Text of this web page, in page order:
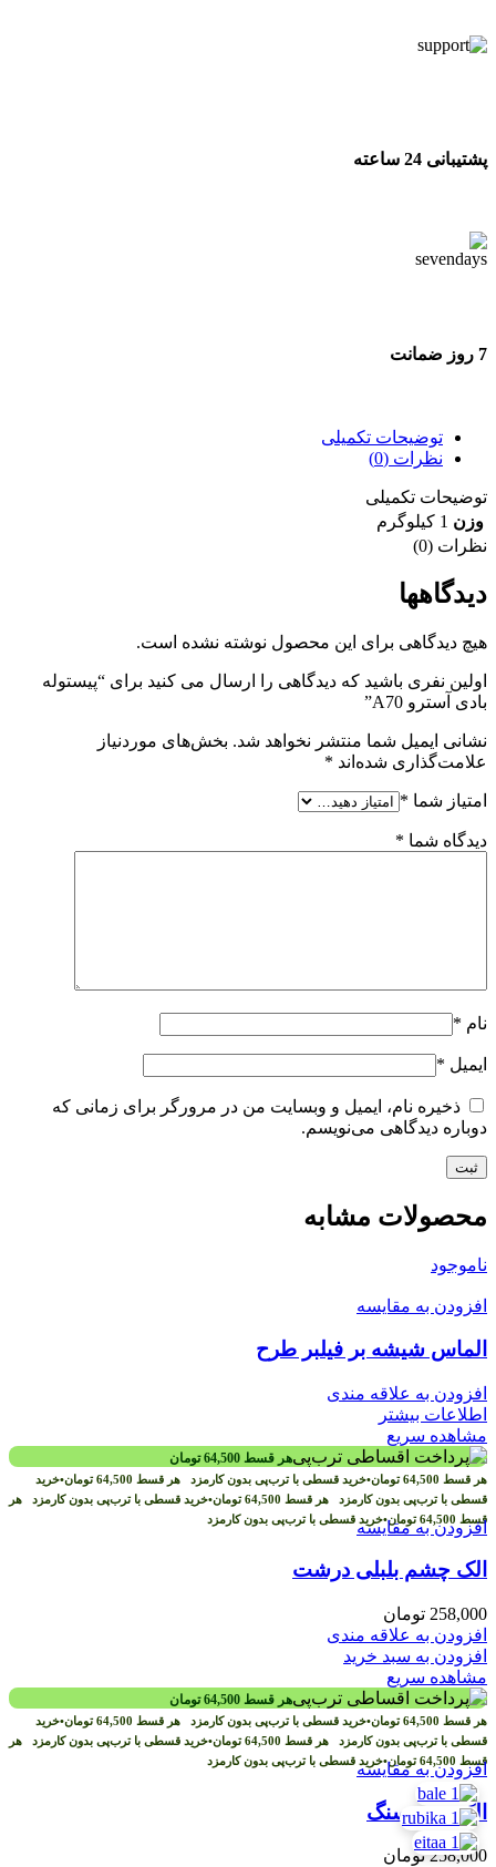
پشتیبانی 24 ساعته
7 روز ضمانت
توضیحات تکمیلی
نظرات (0)
توضیحات تکمیلی
وزن 1 کیلوگرم
نظرات (0)
دیدگاهها
هیچ دیدگاهی برای این محصول نوشته نشده است.
اولین نفری باشید که دیدگاهی را ارسال می کنید برای “پیستوله
بادی آسترو A70”
نشانی ایمیل شما منتشر نخواهد شد. بخش‌های موردنیاز
علامت‌گذاری شده‌اند *
امتیاز شما *
دیدگاه شما *
نام *
ایمیل *
ذخیره نام، ایمیل و وبسایت من در مرورگر برای زمانی که
دوباره دیدگاهی می‌نویسم.
محصولات مشابه
ناموجود
افزودن به مقایسه
الماس شیشه بر فیلبر طرح
افزودن به علاقه مندی
اطلاعات بیشتر
مشاهده سریع
هر قسط 64,500 تومان
هر قسط 64,500 تومان•خرید قسطی با ترب‌پی بدون کارمزد هر قسط 64,500 تومان•خرید
قسطی با ترب‌پی بدون کارمزد هر قسط 64,500 تومان•خرید قسطی با ترب‌پی بدون کارمزد هر
قسط 64,500 تومان•خرید قسطی با ترب‌پی بدون کارمزدافزودن به مقایسه
الک چشم بلبلی درشت
258,000 تومان
افزودن به علاقه مندی
افزودن به سبد خرید
مشاهده سریع
هر قسط 64,500 تومان
هر قسط 64,500 تومان•خرید قسطی با ترب‌پی بدون کارمزد هر قسط 64,500 تومان•خرید
قسطی با ترب‌پی بدون کارمزد هر قسط 64,500 تومان•خرید قسطی با ترب‌پی بدون کارمزد هر
قسط 64,500 تومان•خرید قسطی با ترب‌پی بدون کارمزدافزودن به مقایسه
الک پودر سنگ
258,000 تومان